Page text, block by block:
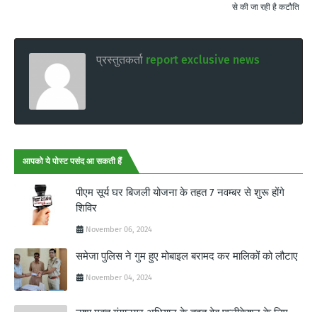
से की जा रही है कटौति
प्रस्तुतकर्ता report exclusive news
आपको ये पोस्ट पसंद आ सकती हैं
पीएम सूर्य घर बिजली योजना के तहत 7 नवम्बर से शुरू होंगे
शिविर
November 06, 2024
समेजा पुलिस ने गुम हुए मोबाइल बरामद कर मालिकों को लौटाए
November 04, 2024